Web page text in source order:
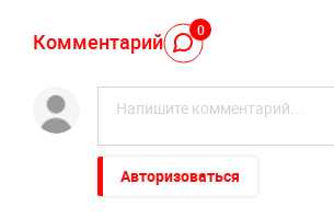
Комментарий 0
Авторизоваться